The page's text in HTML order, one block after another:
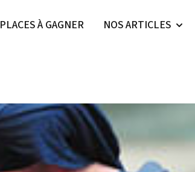
PLACES À GAGNER NOS ARTICLES